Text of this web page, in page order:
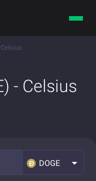
Celsius
- Celsius
DOGE